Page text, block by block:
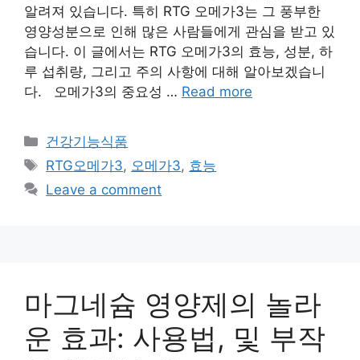
알려져 있습니다. 특히 RTG 오메가3는 그 풍부한
영양성분으로 인해 많은 사람들에게 관심을 받고 있
습니다. 이 글에서는 RTG 오메가3의 효능, 성분, 하
루 섭취량, 그리고 주의 사항에 대해 알아보겠습니
다. 오메가3의 중요성 … Read more
Categories
건강기능식품
Tags
RTG오메가3, 오메가3, 효능
Leave a comment
마그네슘 영양제의 놀라
운 효과: 사용법, 및 부작